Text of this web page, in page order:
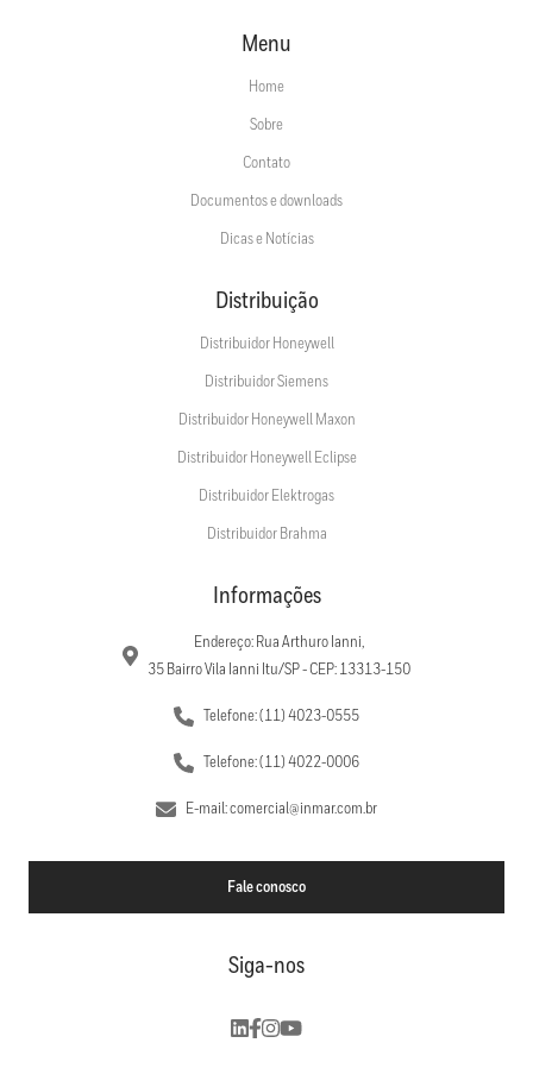
Menu
Home
Sobre
Contato
Documentos e downloads
Dicas e Notícias
Distribuição
Distribuidor Honeywell
Distribuidor Siemens
Distribuidor Honeywell Maxon
Distribuidor Honeywell Eclipse
Distribuidor Elektrogas
Distribuidor Brahma
Informações
Endereço: Rua Arthuro Ianni,
35 Bairro Vila Ianni Itu/SP - CEP: 13313-150
Telefone: (11) 4023-0555
Telefone: (11) 4022-0006
E-mail: comercial@inmar.com.br
Fale conosco
Siga-nos